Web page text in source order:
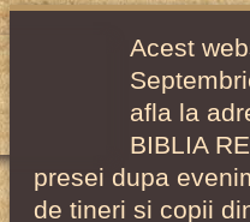
Acest
afla la
BIBLIA
presei dupa
de tineri si copii